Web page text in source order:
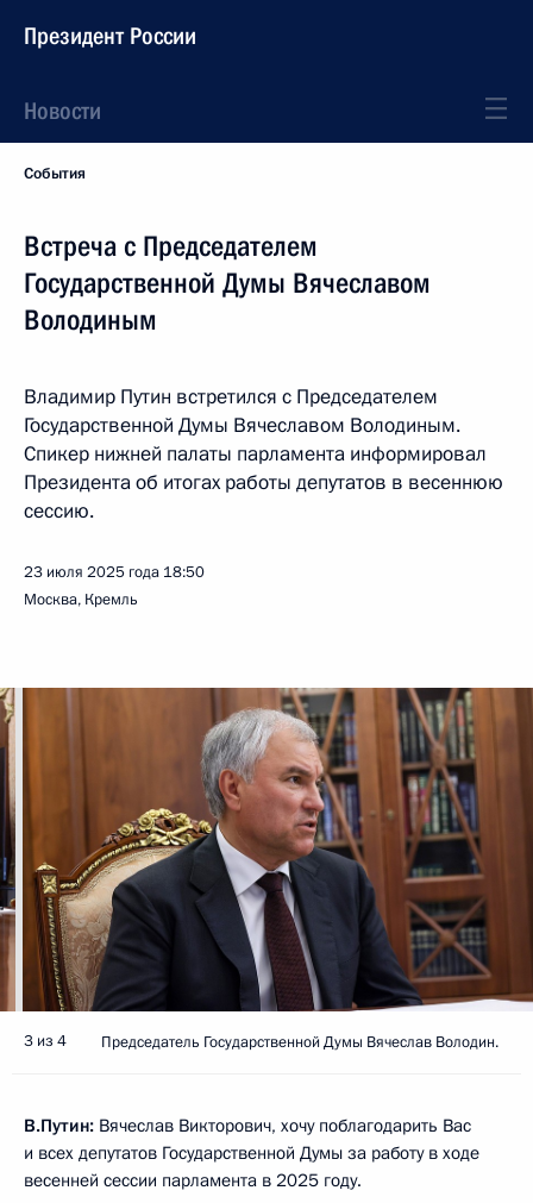
Президент России
Новости
События
Встреча с Председателем
Государственной Думы Вячеславом
Володиным
Владимир Путин встретился с Председателем
Государственной Думы Вячеславом Володиным.
Спикер нижней палаты парламента информировал
Президента об итогах работы депутатов в весеннюю
сессию.
23 июля 2025 года 18:50
Москва, Кремль
3 из 4 Председатель Государственной Думы Вячеслав Володин.
В.Путин: Вячеслав Викторович, хочу поблагодарить Вас
и всех депутатов Государственной Думы за работу в ходе
весенней сессии парламента в 2025 году.